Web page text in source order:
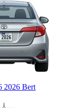
2026 Bert